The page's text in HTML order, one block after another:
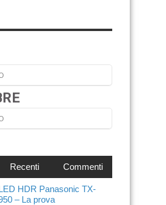
Recenti Commenti
HDR Panasonic TX-
– La prova